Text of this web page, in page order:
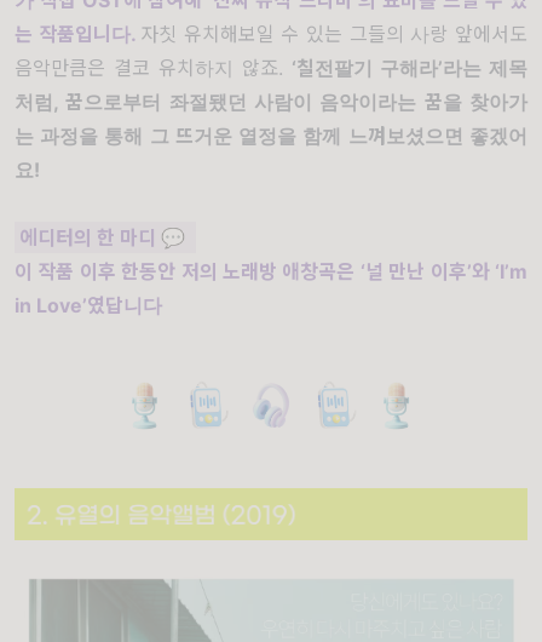
는 작품입니다. 자칫 유치해보일 수 있는 그들의 사랑 앞에서도
음악만큼은 결코 유치하지 않죠. ‘칠전팔기 구해라’라는 제목
처럼, 꿈으로부터 좌절됐던 사람이 음악이라는 꿈을 찾아가
는 과정을 통해 그 뜨거운 열정을 함께 느껴보셨으면 좋겠어
요!
에디터의 한 마디 💬
이 작품 이후 한동안 저의 노래방 애창곡은 ‘널 만난 이후’와 ‘I’m
in Love’였답니다